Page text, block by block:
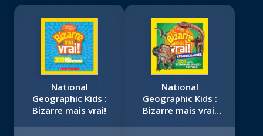
National
Geographic Kids :
Bizarre mais vrai!
National
Geographic Kids :
Bizarre mais vrai!